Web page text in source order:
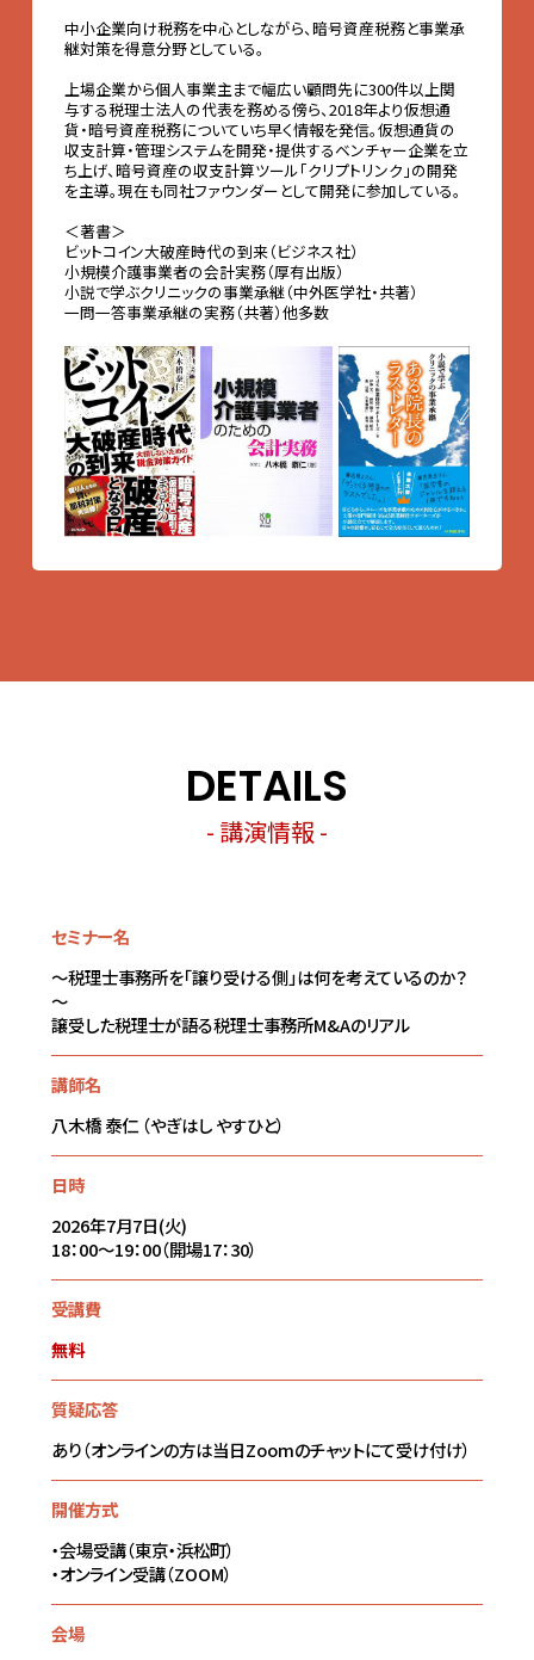
中小企業向け税務を中心としながら、暗号資産税務と事業承
継対策を得意分野としている。
上場企業から個人事業主まで幅広い顧問先に300件以上関
与する税理士法人の代表を務める傍ら、2018年より仮想通
貨・暗号資産税務についていち早く情報を発信。仮想通貨の
収支計算・管理システムを開発・提供するベンチャー企業を立
ち上げ、暗号資産の収支計算ツール「クリプトリンク」の開発
を主導。現在も同社ファウンダーとして開発に参加している。
＜著書＞
ビットコイン大破産時代の到来（ビジネス社）
小規模介護事業者の会計実務（厚有出版）
小説で学ぶクリニックの事業承継（中外医学社・共著）
一問一答事業承継の実務（共著）他多数
DETAILS
- 講演情報 -
セミナー名
～税理士事務所を「譲り受ける側」は何を考えているのか？
～
譲受した税理士が語る税理士事務所M&Aのリアル
講師名
八木橋 泰仁 （やぎはし やすひと）
日時
2026年7月7日(火)
18：00～19：00（開場17：30）
受講費
無料
質疑応答
あり（オンラインの方は当日Zoomのチャットにて受け付け）
開催方式
・会場受講（東京・浜松町）
・オンライン受講（ZOOM）
会場